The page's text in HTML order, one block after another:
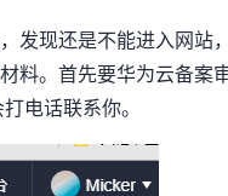
发现还是不能进入网站
料。首先要华为云备案
电话联系你。